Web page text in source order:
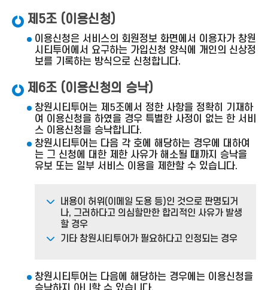
제5조 (이용신청)
이용신청은 서비스의 회원정보 화면에서 이용자가 창원
시티투어에서 요구하는 가입신청 양식에 개인의 신상정
보를 기록하는 방식으로 신청합니다.
제6조 (이용신청의 승낙)
창원시티투어는 제5조에서 정한 사항을 정확히 기재하
여 이용신청을 하였을 경우 특별한 사정이 없는 한 서비
스 이용신청을 승낙합니다.
창원시티투어는 다음 각 호에 해당하는 경우에 대하여
는 그 신청에 대한 제한 사유가 해소될 때까지 승낙을
유보 또는 일부 서비스 이용을 제한할 수 있습니다.
내용이 허위(이메일 도용 등)인 것으로 판명되거
나, 그러하다고 의심할만한 합리적인 사유가 발생
할 경우
기타 창원시티투어가 필요하다고 인정되는 경우
창원시티투어는 다음에 해당하는 경우에는 이용신청을